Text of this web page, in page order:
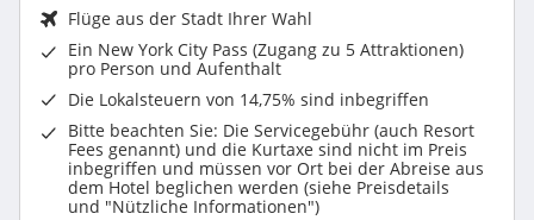
Flüge aus der Stadt Ihrer Wahl
Ein New York City Pass (Zugang zu 5 Attraktionen)
pro Person und Aufenthalt
Die Lokalsteuern von 14,75% sind inbegriffen
Bitte beachten Sie: Die Servicegebühr (auch Resort
Fees genannt) und die Kurtaxe sind nicht im Preis
inbegriffen und müssen vor Ort bei der Abreise aus
dem Hotel beglichen werden (siehe Preisdetails
und "Nützliche Informationen")